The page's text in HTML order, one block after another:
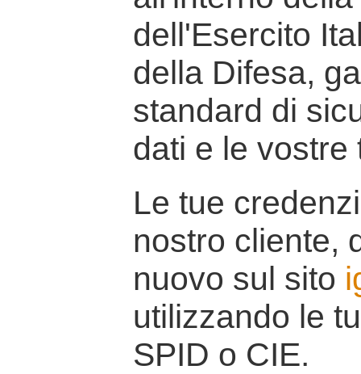
dell'Esercito
della Difesa,
standard di
dati e le vostre
Le tue
nostro cliente,
nuovo sul sito
utilizzando le
SPID o CIE.